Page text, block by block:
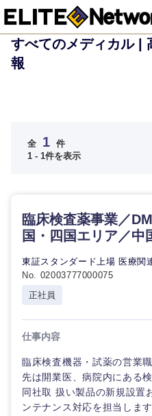
すべてのメディカル |
報
ご希望の職種を選
企画
経営ボー
ド
管理
人事
マーケテ
ィング
新
経
ご希望の職種を選
経営ボード
SCM
人事
マーケティング
営業
ご希望の業界を選
エネルギー・資源・
自動車・機械・船舶
食品・化粧品・アパ
ご希望の勤務地を
北海道
秋田県
福島県
関東地方
ご希望条件を入力
推奨年齢
20
こだわり条件を
全 1 件
1 - 1件を表示
臨床検査薬事業／
国・四国エリア／中
東証スタンダード上場 医療関
No. 02003777000075
正社員
仕事内容
臨床検査機器・試薬の営業
先は開業医、病院内にある
同社取 扱い製品の新規設置
ンテナンス対応を担当しま